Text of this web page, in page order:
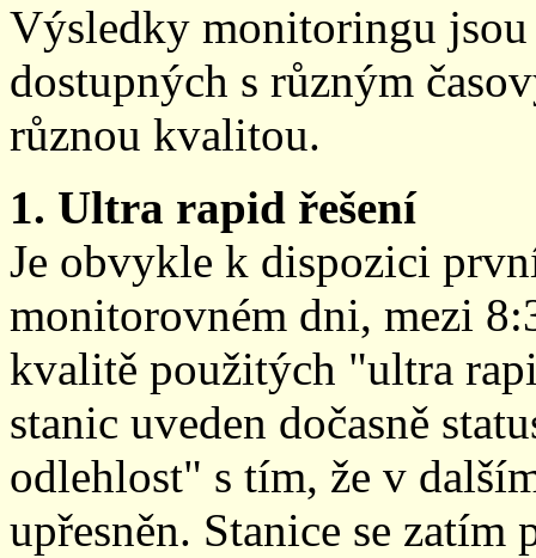
Výsledky monitoringu
dostupných s různým
různou kvalitou.
1. Ultra rapid řešení
Je obvykle k dispozici
monitorovném dni, mezi
kvalitě použitých "ultra
stanic uveden dočasně
odlehlost" s tím, že v
upřesněn. Stanice se zatím